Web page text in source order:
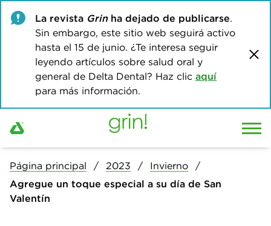
Página principal 2023
Invierno
Agregue un toque especial a su día de San
Valentín
La revista Grinha dejado de publicarse.
Sin embargo, este sitio web seguirá activo
hasta el 15 de junio. ¿Te interesa seguir
leyendo artículos sobre salud oral y
general de Delta Dental? Haz clic aquí
para más información.